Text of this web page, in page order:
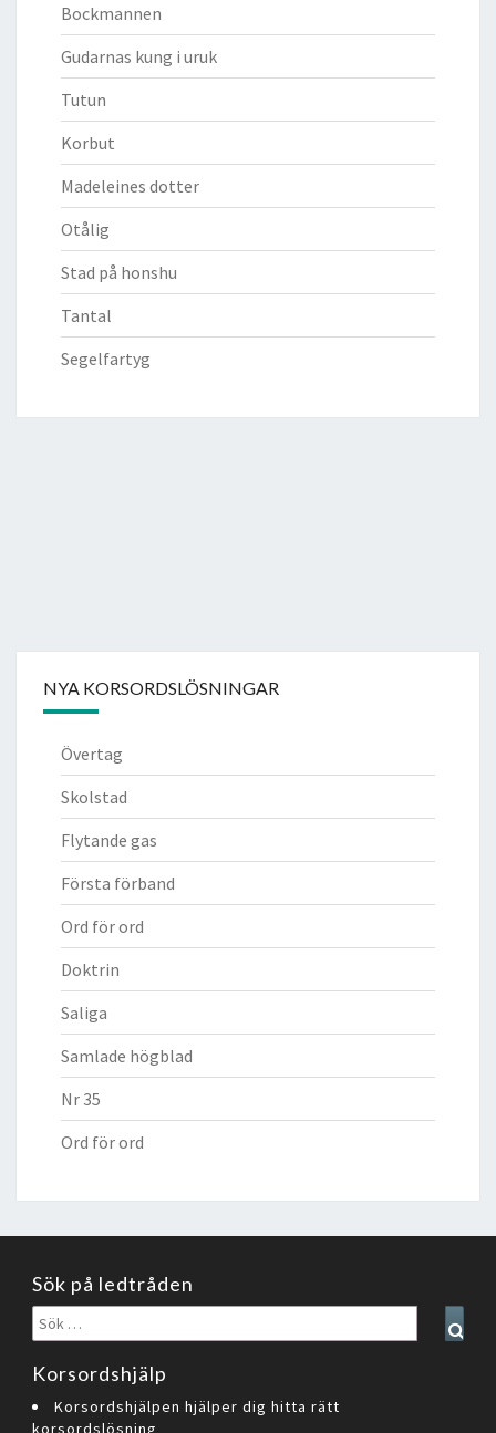
Bockmannen
Gudarnas kung i uruk
Tutun
Korbut
Madeleines dotter
Otålig
Stad på honshu
Tantal
Segelfartyg
NYA KORSORDSLÖSNINGAR
Övertag
Skolstad
Flytande gas
Första förband
Ord för ord
Doktrin
Saliga
Samlade högblad
Nr 35
Ord för ord
Sök på ledtråden
Sök
efter:
Korsordshjälp
Korsordshjälpen hjälper dig hitta rätt
korsordslösning